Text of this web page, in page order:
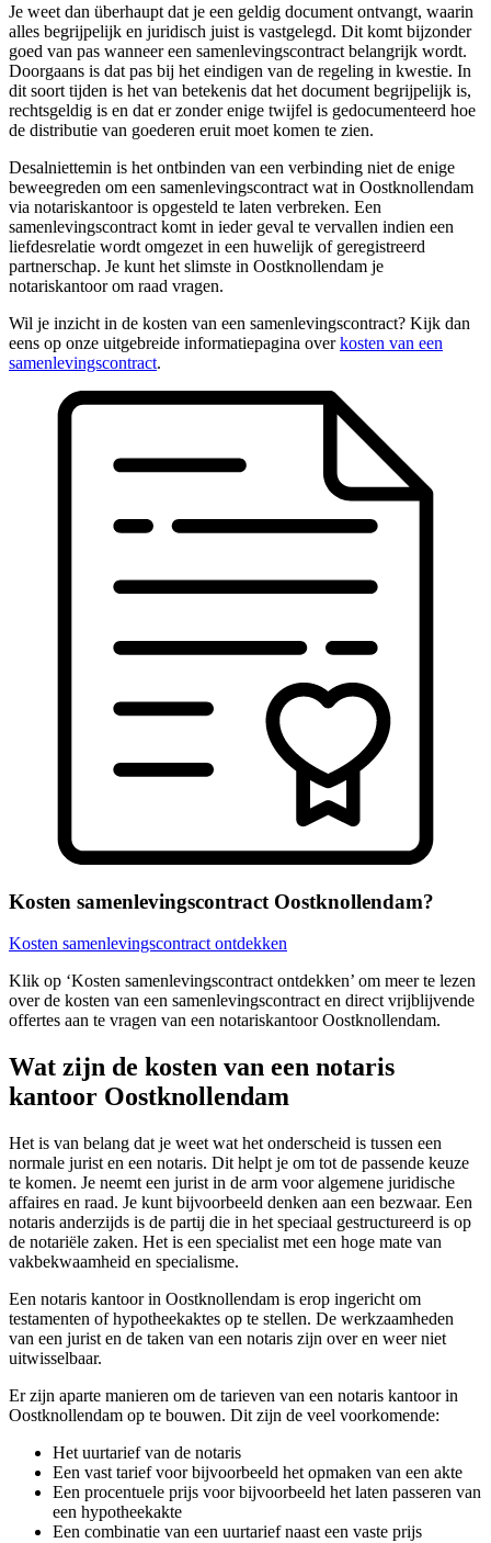
Je weet dan überhaupt dat je een geldig document ontvangt, waarin
alles begrijpelijk en juridisch juist is vastgelegd. Dit komt bijzonder
goed van pas wanneer een samenlevingscontract belangrijk wordt.
Doorgaans is dat pas bij het eindigen van de regeling in kwestie. In
dit soort tijden is het van betekenis dat het document begrijpelijk is,
rechtsgeldig is en dat er zonder enige twijfel is gedocumenteerd hoe
de distributie van goederen eruit moet komen te zien.
Desalniettemin is het ontbinden van een verbinding niet de enige
beweegreden om een samenlevingscontract wat in Oostknollendam
via notariskantoor is opgesteld te laten verbreken. Een
samenlevingscontract komt in ieder geval te vervallen indien een
liefdesrelatie wordt omgezet in een huwelijk of geregistreerd
partnerschap. Je kunt het slimste in Oostknollendam je
notariskantoor om raad vragen.
Wil je inzicht in de kosten van een samenlevingscontract? Kijk dan
eens op onze uitgebreide informatiepagina overkosten van een
samenlevingscontract.
Kosten samenlevingscontract Oostknollendam?
Kosten samenlevingscontract ontdekken
Klik op ‘Kosten samenlevingscontract ontdekken’ om meer te lezen
over de kosten van een samenlevingscontract en direct vrijblijvende
offertes aan te vragen van een notariskantoor Oostknollendam.
Wat zijn de kosten van een notaris
kantoor Oostknollendam
Het is van belang dat je weet wat het onderscheid is tussen een
normale jurist en een notaris. Dit helpt je om tot de passende keuze
te komen. Je neemt een jurist in de arm voor algemene juridische
affaires en raad. Je kunt bijvoorbeeld denken aan een bezwaar. Een
notaris anderzijds is de partij die in het speciaal gestructureerd is op
de notariële zaken. Het is een specialist met een hoge mate van
vakbekwaamheid en specialisme.
Een notaris kantoor in Oostknollendam is erop ingericht om
testamenten of hypotheekaktes op te stellen. De werkzaamheden
van een jurist en de taken van een notaris zijn over en weer niet
uitwisselbaar.
Er zijn aparte manieren om de tarieven van een notaris kantoor in
Oostknollendam op te bouwen. Dit zijn de veel voorkomende:
Het uurtarief van de notaris
Een vast tarief voor bijvoorbeeld het opmaken van een akte
Een procentuele prijs voor bijvoorbeeld het laten passeren van
een hypotheekakte
Een combinatie van een uurtarief naast een vaste prijs